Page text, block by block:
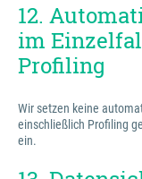
12.
im
Profiling
Wir setzen keine
einschließlich Profiling
ein.